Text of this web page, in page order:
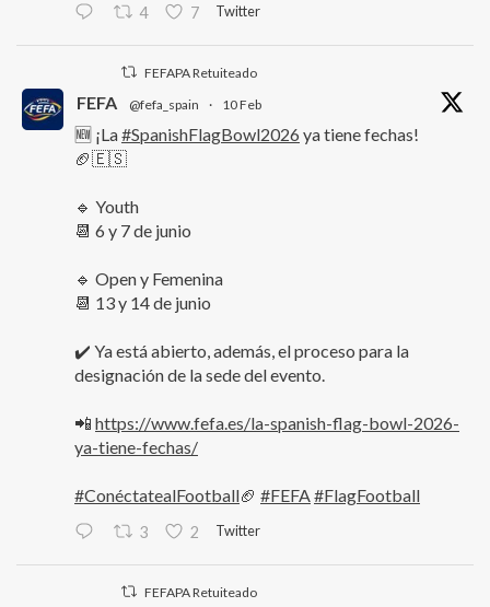
4 7 Twitter
FEFAPA Retuiteado
FEFA @fefa_spain · 10 Feb
🆕 ¡La#SpanishFlagBowl2026 ya tiene fechas!
🏈🇪🇸
🔹 Youth
📆 6 y 7 de junio
🔹 Open y Femenina
📆 13 y 14 de junio
✔️ Ya está abierto, además, el proceso para la
designación de la sede del evento.
📲 https://www.fefa.es/la-spanish-flag-bowl-2026-
ya-tiene-fechas/
#ConéctatealFootball🏈 #FEFA#FlagFootball
3 2 Twitter
FEFAPA Retuiteado